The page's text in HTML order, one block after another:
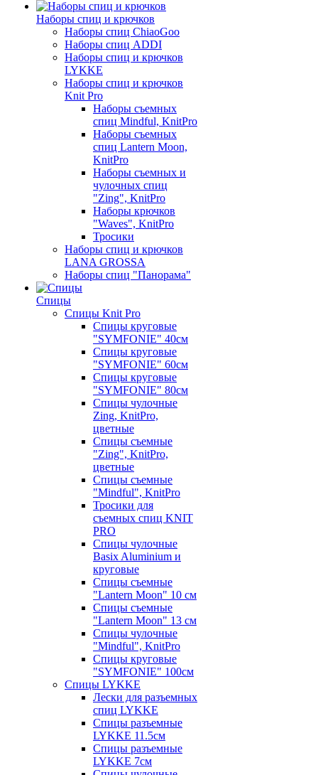
Наборы спиц и крючков
Наборы спиц ChiaoGoo
Наборы спиц ADDI
Наборы спиц и крючков
LYKKE
Наборы спиц и крючков
Knit Pro
Наборы съемных
спиц Mindful, KnitPro
Наборы съемных
спиц Lantern Moon,
KnitPro
Наборы съемных и
чулочных спиц
"Zing", KnitPro
Наборы крючков
"Waves", KnitPro
Тросики
Наборы спиц и крючков
LANA GROSSA
Наборы спиц "Панорама"
Спицы
Спицы Knit Pro
Спицы круговые
"SYMFONIE" 40см
Спицы круговые
"SYMFONIE" 60см
Спицы круговые
"SYMFONIE" 80см
Спицы чулочные
Zing, KnitPro,
цветные
Спицы съемные
"Zing", KnitPro,
цветные
Спицы съемные
"Mindful", KnitPro
Тросики для
съемных спиц KNIT
PRO
Спицы чулочные
Basix Aluminium и
круговые
Спицы съемные
"Lantern Moon" 10 см
Спицы съемные
"Lantern Moon" 13 см
Спицы чулочные
"Mindful", KnitPro
Спицы круговые
"SYMFONIE" 100см
Спицы LYKKE
Лески для разъемных
спиц LYKKE
Спицы разъемные
LYKKE 11.5см
Спицы разъемные
LYKKE 7см